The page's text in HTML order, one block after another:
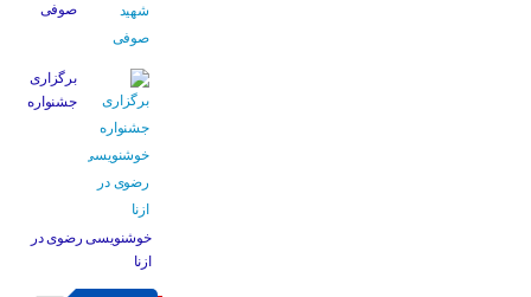
صوفی
برگزاری
جشنواره
خوشنویسی رضوی در
ازنا